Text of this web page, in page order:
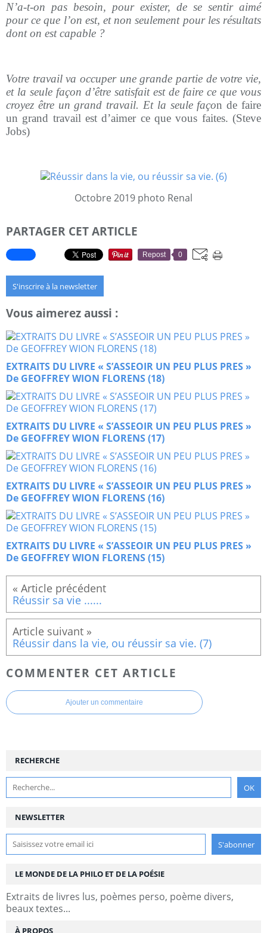
N’a-t-on pas besoin, pour exister, de se sentir aimé
pour ce que l’on est, et non seulement pour les résultats
dont on est capable ?
Votre travail va occuper une grande partie de votre vie,
et la seule façon d’être satisfait est de faire ce que vous
croyez être un grand travail. Et la seule façon de faire
un grand travail est d’aimer ce que vous faites. (Steve
Jobs)
Octobre 2019 photo Renal
PARTAGER CET ARTICLE
Repost 0
S'inscrire à la newsletter
Vous aimerez aussi :
EXTRAITS DU LIVRE « S’ASSEOIR UN PEU PLUS PRES »
De GEOFFREY WION FLORENS (18)
EXTRAITS DU LIVRE « S’ASSEOIR UN PEU PLUS PRES »
De GEOFFREY WION FLORENS (17)
EXTRAITS DU LIVRE « S’ASSEOIR UN PEU PLUS PRES »
De GEOFFREY WION FLORENS (16)
EXTRAITS DU LIVRE « S’ASSEOIR UN PEU PLUS PRES »
De GEOFFREY WION FLORENS (15)
Réussir sa vie ......
Réussir dans la vie, ou réussir sa vie. (7)
COMMENTER CET ARTICLE
Ajouter un commentaire
NEWSLETTER
RECHERCHE
LE MONDE DE LA PHILO ET DE LA POÉSIE
Extraits de livres lus, poèmes perso, poème divers,
beaux textes...
À PROPOS